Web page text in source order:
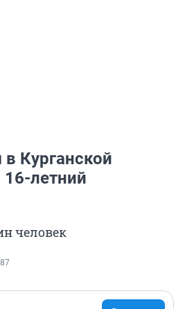
Курганской
16-летний
человек